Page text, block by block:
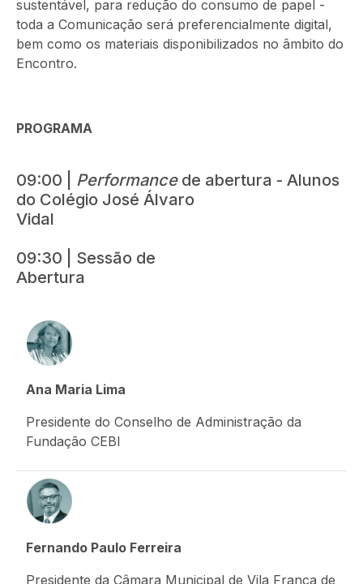
sustentável, para redução do consumo de papel -
toda a Comunicação será preferencialmente digital,
bem como os materiais disponibilizados no âmbito do
Encontro.
PROGRAMA
09:00 | Performancede abertura - Alunos
do Colégio José Álvaro
Vidal
09:30 | Sessão de
Abertura
Ana Maria Lima
Presidente do Conselho de Administração da
Fundação CEBI
Fernando Paulo Ferreira
Presidente da Câmara Municipal de Vila Franca de